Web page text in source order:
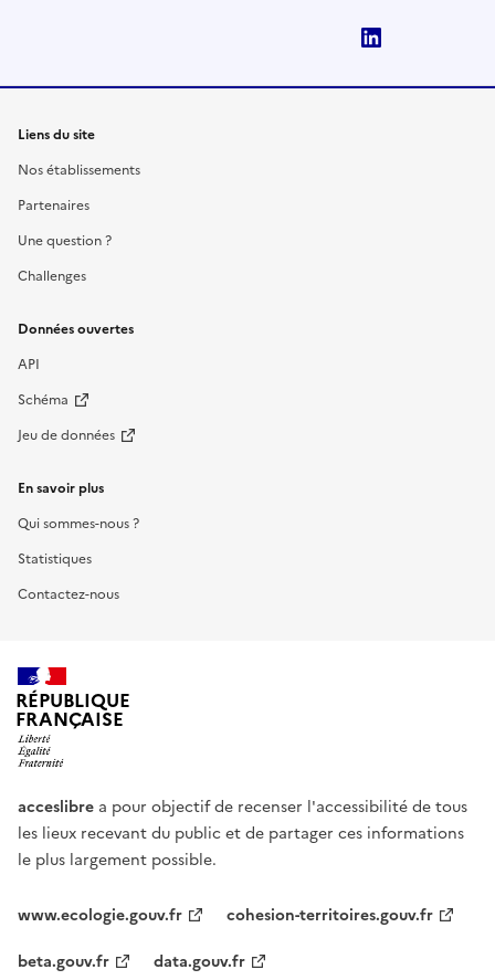
Liens du site
Nos établissements
Partenaires
Une question ?
Challenges
Données ouvertes
API
Schéma
Jeu de données
En savoir plus
Qui sommes-nous ?
Statistiques
Contactez-nous
RÉPUBLIQUE
FRANÇAISE
acceslibre a pour objectif de recenser l'accessibilité de tous
les lieux recevant du public et de partager ces informations
le plus largement possible.
www.ecologie.gouv.fr
cohesion-territoires.gouv.fr
beta.gouv.fr
data.gouv.fr